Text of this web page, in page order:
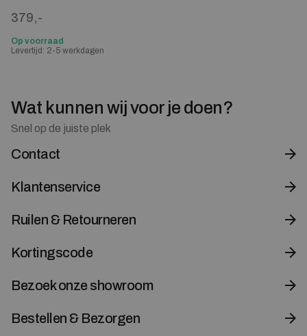
379,-
Op voorraad
Levertijd: 2-5 werkdagen
Wat kunnen wij voor je doen?
Snel op de juiste plek
Contact
Klantenservice
Ruilen & Retourneren
Kortingscode
Bezoek onze showroom
Bestellen & Bezorgen